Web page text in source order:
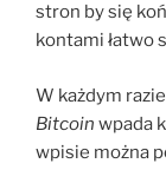
stron by się
kontami łatwo
W każdym
Bitcoin wpada
wpisie można